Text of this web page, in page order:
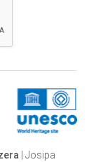
| Josipa